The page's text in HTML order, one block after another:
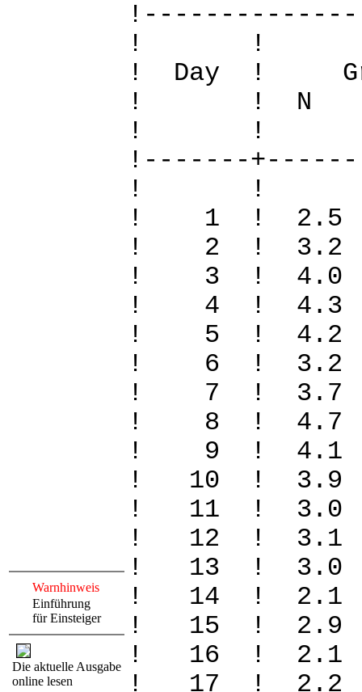
Warnhinweis
Einführung
für Einsteiger
Die aktuelle Ausgabe
online lesen
!
! Day !
! ! N S
!
!-------
!
! 1 ! 2.5
! 2 ! 3.2
! 3 ! 4.0
! 4 ! 4.3
! 5 ! 4.2
! 6 ! 3.2
! 7 ! 3.7
! 8 ! 4.7
! 9 ! 4.1
! 10 ! 3.9
! 11 ! 3.0
! 12 ! 3.1
! 13 ! 3.0
! 14 ! 2.1
! 15 ! 2.9
! 16 ! 2.1
! 17 ! 2.2